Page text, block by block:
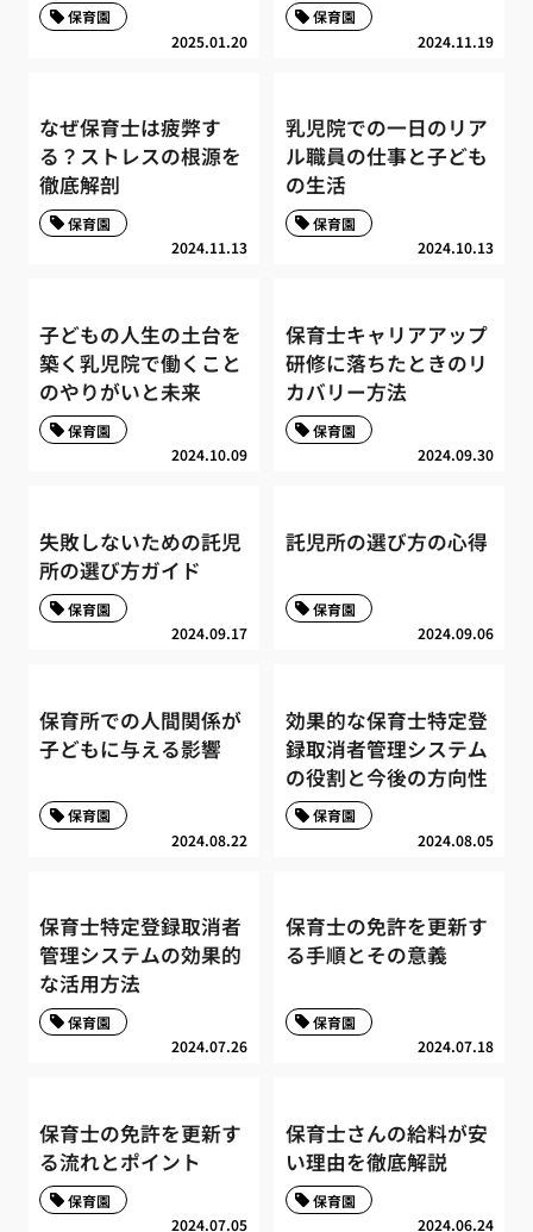
2025.01.20
保育園
2024.11.19
保育園
なぜ保育士は疲弊す
る？ストレスの根源を
徹底解剖
2024.11.13
保育園
乳児院での一日のリア
ル職員の仕事と子ども
の生活
2024.10.13
保育園
子どもの人生の土台を
築く乳児院で働くこと
のやりがいと未来
2024.10.09
保育園
保育士キャリアアップ
研修に落ちたときのリ
カバリー方法
2024.09.30
保育園
失敗しないための託児
所の選び方ガイド
2024.09.17
保育園
託児所の選び方の心得
2024.09.06
保育園
保育所での人間関係が
子どもに与える影響
2024.08.22
保育園
効果的な保育士特定登
録取消者管理システム
の役割と今後の方向性
2024.08.05
保育園
保育士特定登録取消者
管理システムの効果的
な活用方法
2024.07.26
保育園
保育士の免許を更新す
る手順とその意義
2024.07.18
保育園
保育士の免許を更新す
る流れとポイント
2024.07.05
保育園
保育士さんの給料が安
い理由を徹底解説
2024.06.24
保育園